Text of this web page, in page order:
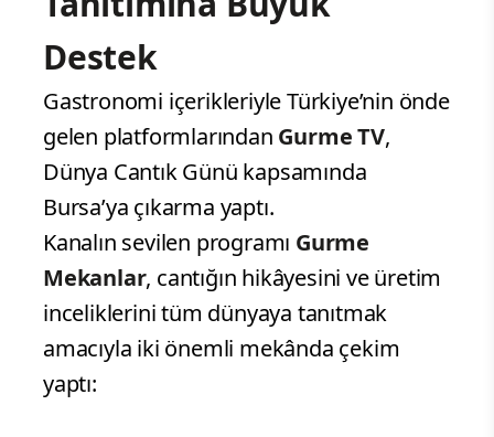
Destek
Gastronomi içerikleriyle Türkiye’nin önde
gelen platformlarından Gurme TV,
Dünya Cantık Günü kapsamında
Bursa’ya çıkarma yaptı.
Kanalın sevilen programı Gurme
Mekanlar, cantığın hikâyesini ve üretim
inceliklerini tüm dünyaya tanıtmak
amacıyla iki önemli mekânda çekim
yaptı: